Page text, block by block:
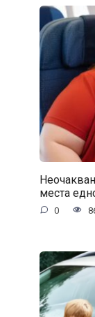
места
0